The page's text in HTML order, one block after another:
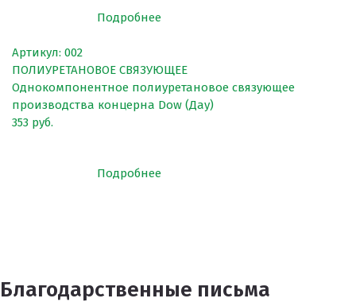
Резиновая крошка
Клей
Наборы для самостоятельной укладки
Цветная окрашенная крошка Eco Color Mill
Подробнее
Артикул: 002
ПОЛИУРЕТАНОВОЕ СВЯЗУЮЩЕЕ
Однокомпонентное полиуретановое связующее
производства концерна Dow (Дау)
353 руб.
Подробнее
Благодарственные письма